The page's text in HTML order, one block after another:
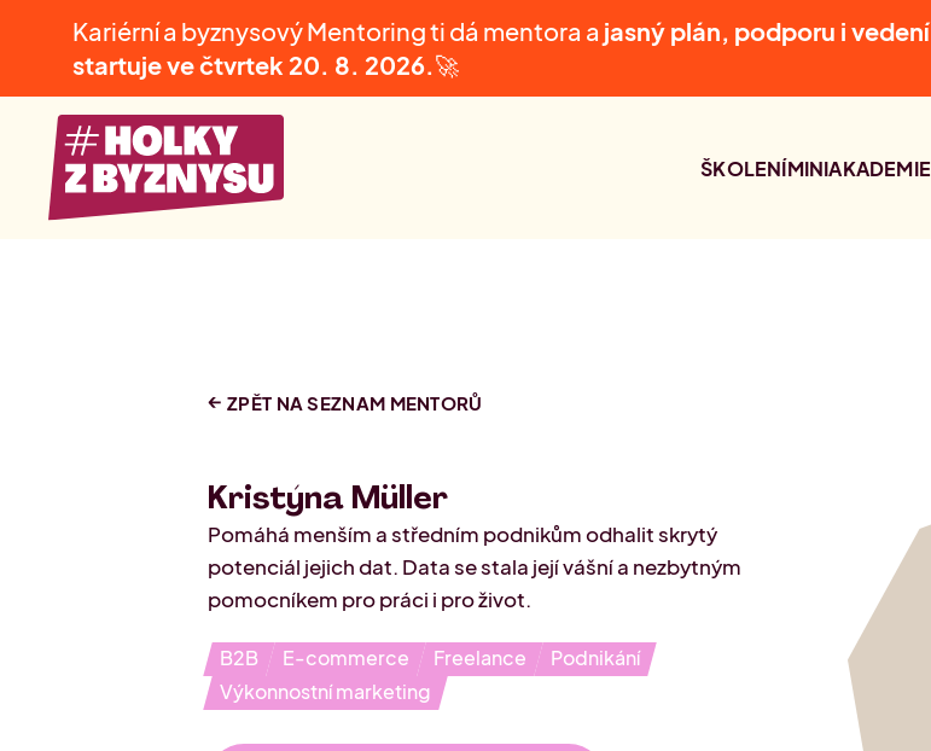
Kariérní a byznysový Mentoring ti dá mentora a jasný plán, podporu i vedení
startuje ve čtvrtek 20. 8. 2026.🚀
ŠKOLENÍMINIAKADEMIE
ZPĚT NA SEZNAM MENTORŮ
Kristýna Müller
Pomáhá menším a středním podnikům odhalit skrytý
potenciál jejich dat. Data se stala její vášní a nezbytným
pomocníkem pro práci i pro život.
B2B E-commerce Freelance
Podnikání
Výkonnostní marketing